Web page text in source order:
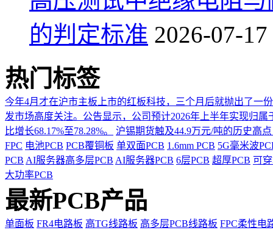
的判定标准 2026-07-17
热门标签
今年4月才在沪市主板上市的红板科技，三个月后就抛出了一
发市场高度关注。公告显示，公司预计2026年上半年实现归
比增长68.17%至78.28%。
沪锡期货触及44.9万元/吨的历史高
FPC 电池PCB PCB覆铜板 单双面PCB 1.6mm PCB 5G毫米波
PCB AI服务器高多层PCB AI服务器PCB 6层PCB 超厚PCB 可
大功率PCB
最新PCB产品
单面板 FR4电路板 高TG线路板 高多层PCB线路板 FPC柔性电